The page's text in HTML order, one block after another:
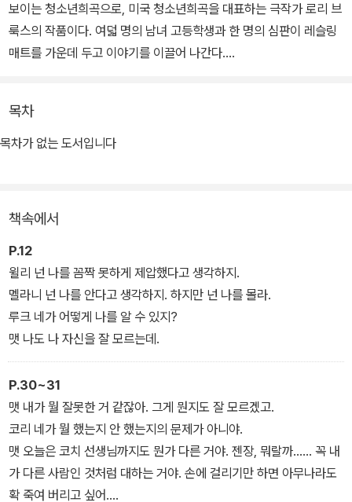
보이는 청소년희곡으로, 미국 청소년희곡을 대표하는 극작가 로리 브
룩스의 작품이다. 여덟 명의 남녀 고등학생과 한 명의 심판이 레슬링
매트를 가운데 두고 이야기를 이끌어 나간다.
복잡다단한 문제들이 레슬링 경기 방식과 맞물려 흥미진진하게 펼쳐
진다. 연극성과 문학성을 모두 갖춘 보기 드문 수작이라는 평을 받았
목차
목차가 없는 도서입니다
책속에서
P.12
윌리 넌 나를 꼼짝 못하게 제압했다고 생각하지.
멜라니 넌 나를 안다고 생각하지. 하지만 넌 나를 몰라.
루크 네가 어떻게 나를 알 수 있지?
맷 나도 나 자신을 잘 모르는데.
P.30~31
맷 내가 뭘 잘못한 거 같잖아. 그게 뭔지도 잘 모르겠고.
코리 네가 뭘 했는지 안 했는지의 문제가 아니야.
맷 오늘은 코치 선생님까지도 뭔가 다른 거야. 젠장, 뭐랄까…… 꼭 내
가 다른 사람인 것처럼 대하는 거야. 손에 걸리기만 하면 아무나라도
확 죽여 버리고 싶어.